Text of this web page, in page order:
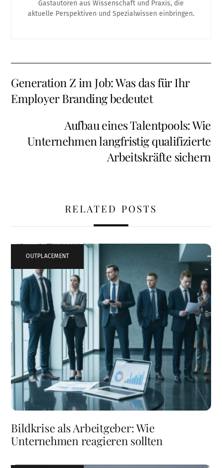
Gastautoren aus Wissenschaft und Praxis, die
aktuelle Perspektiven und Spezialwissen einbringen.
Generation Z im Job: Was das für Ihr
Employer Branding bedeutet
Aufbau eines Talentpools: Wie
Unternehmen langfristig qualifizierte
Arbeitskräfte sichern
RELATED POSTS
OUTPLACEMENT
Bildkrise als Arbeitgeber: Wie
Unternehmen reagieren sollten